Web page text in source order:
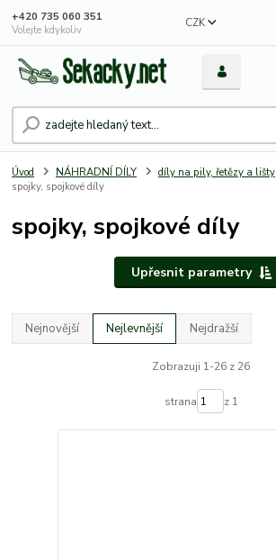
CZK
+420 735 060 351
Volejte kdykoliv
Úvod NÁHRADNÍ DÍLY díly na pily, řetězy a lišty
spojky, spojkové díly
spojky, spojkové díly
Upřesnit parametry
Nejnovější Nejlevnější Nejdražší
Zobrazuji 1-26 z 26
strana z 1